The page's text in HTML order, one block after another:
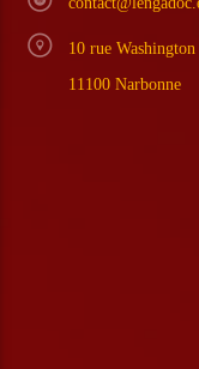
10 rue Washington
11100 Narbonne